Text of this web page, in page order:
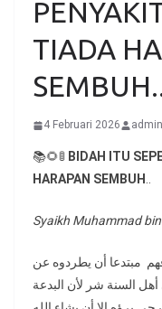
TIADA
4 Februari 2026 admin
📚🌻🚦 BIDAH ITU
HARAPAN SEMBUH
Syaikh Muhammad
مبتدعا أن يطردوه عن
السنة شر لأن البدعة